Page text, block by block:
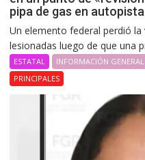
pipa de gas en
Un elemento federal perdió
lesionadas luego de que una
ESTATAL INFORMACIÓN GENERAL
PRINCIPALES